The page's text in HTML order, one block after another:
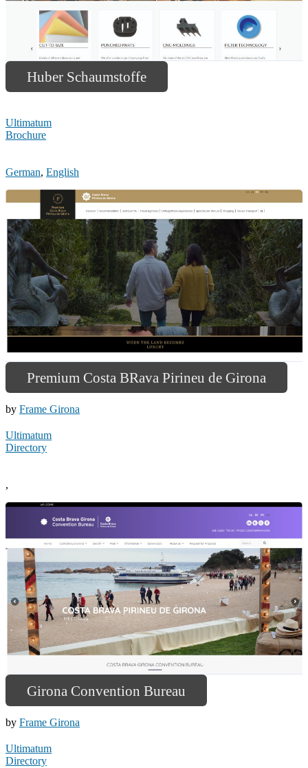
Huber Schaumstoffe
Ultimatum
Brochure
German, English
Premium Costa BRava Pirineu de Girona
by Frame Girona
Ultimatum
Directory
,
Girona Convention Bureau
by Frame Girona
Ultimatum
Directory